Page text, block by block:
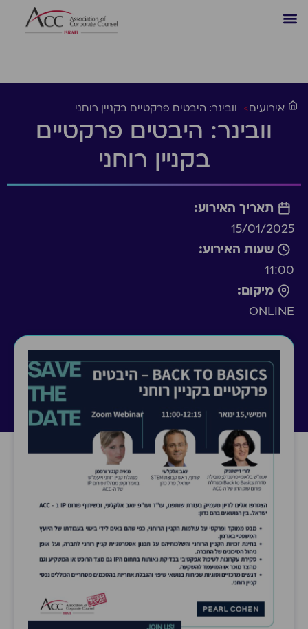
אירועים> וובינר: היבטים פרקטיים בקניין רוחני
וובינר: היבטים פרקטיים
בקניין רוחני
תאריך האירוע:
15/01/2025
שעות האירוע:
11:00
מיקום:
ONLINE